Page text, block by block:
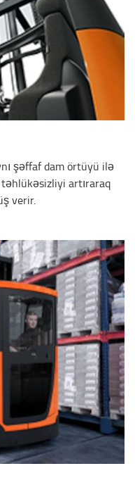
şəffaf dam örtüyü ilə
artıraraq
verir.